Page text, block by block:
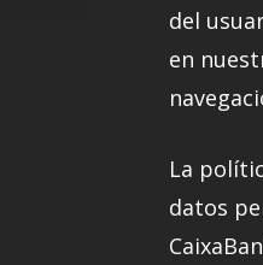
del
en
La
datos